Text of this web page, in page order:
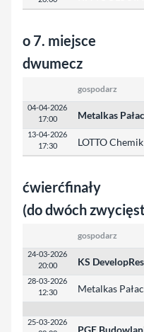
o 7. miejsce
dwumecz
gospodarz
04-04-2026
17:00
Metalkas
13-04-2026
17:30
LOTTO
ćwierćfinały
(do dwóch
gospodarz
24-03-2026
20:00
KS
28-03-2026
12:30
Metalkas
25-03-2026
PGE